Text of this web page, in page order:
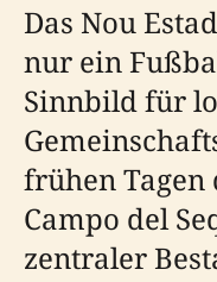
Das Nou
nur ein
Sinnbild für
frühen Tagen
Campo del
zentraler